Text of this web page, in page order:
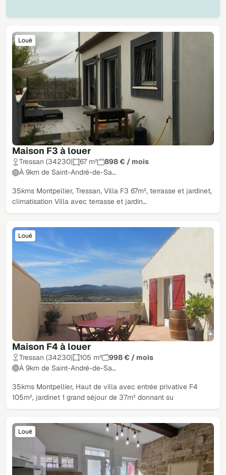
Maison F3 à louer
Loué
Tressan (34230) 67 m²
898 € / mois
À 9km de Saint-André-de-Sa…
35kms Montpellier, Tressan, Villa F3 67m², terrasse et jardinet,
climatisation Villa avec terrasse et jardin…
Maison F4 à louer
Loué
Tressan (34230) 105 m²
998 € / mois
À 9km de Saint-André-de-Sa…
35kms Montpellier, Haut de villa avec entrée privative F4
105m², jardinet 1 grand séjour de 37m² donnant su
Loué